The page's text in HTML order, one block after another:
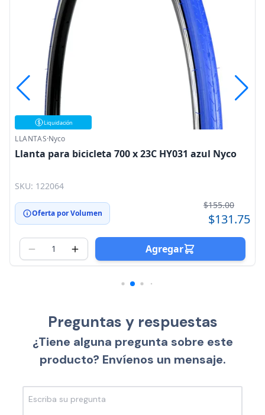
Liquidación
LLANTAS·Nyco
Llanta para bicicleta 700 x 23C HY031 azul Nyco
SKU: 122064
Oferta por Volumen
$155.00
$131.75
Agregar
Preguntas y respuestas
¿Tiene alguna pregunta sobre este
producto? Envíenos un mensaje.